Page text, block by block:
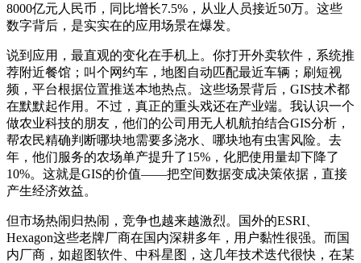
8000亿元人民币，同比增长7.5%，从业人员接近50万。这些
数字背后，是实实在的应用场景在爆发。
说到应用，最直观的变化在手机上。你打开外卖软件，系统推
荐附近餐馆；叫个网约车，地图自动匹配最近车辆；刷短视
频，平台根据位置推送本地热点。这些场景背后，GIS技术都
在默默起作用。不过，真正的重头戏还在产业端。我认识一个
做农业科技的朋友，他们的公司用无人机航拍结合GIS分析，
帮农民精确判断哪块地需要多浇水、哪块地有虫害风险。去
年，他们服务的农场单产提升了15%，化肥使用量却下降了
10%。这就是GIS的价值——把空间数据变成决策依据，直接
产生经济效益。
但市场热闹归热闹，竞争也越来越激烈。国外的ESRI、
Hexagon这些老牌厂商在国内深耕多年，用户黏性很强。而国
内厂商，如超图软件、中科星图，这几年技术迭代很快，在某